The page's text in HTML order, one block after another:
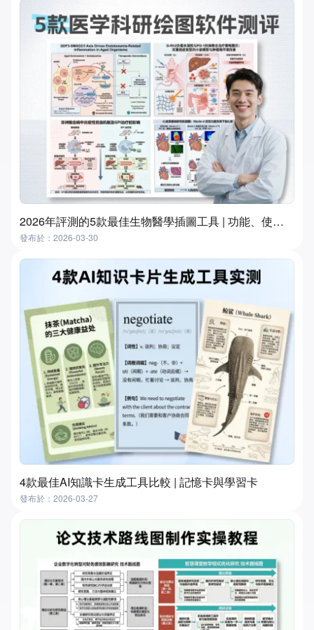
2026年評測的5款最佳生物醫學插圖工具 | 功能、使用場景及選擇指南
發布於：2026-03-30
4款最佳AI知識卡生成工具比較 | 記憶卡與學習卡
發布於：2026-03-27